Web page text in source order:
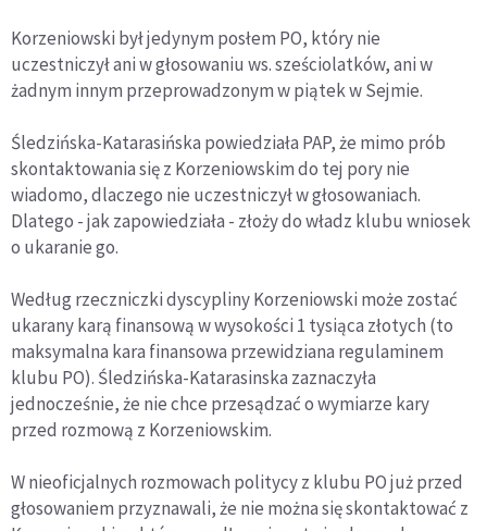
Korzeniowski był jedynym posłem PO, który nie
uczestniczył ani w głosowaniu ws. sześciolatków, ani w
żadnym innym przeprowadzonym w piątek w Sejmie.
Śledzińska-Katarasińska powiedziała PAP, że mimo prób
skontaktowania się z Korzeniowskim do tej pory nie
wiadomo, dlaczego nie uczestniczył w głosowaniach.
Dlatego - jak zapowiedziała - złoży do władz klubu wniosek
o ukaranie go.
Według rzeczniczki dyscypliny Korzeniowski może zostać
ukarany karą finansową w wysokości 1 tysiąca złotych (to
maksymalna kara finansowa przewidziana regulaminem
klubu PO). Śledzińska-Katarasinska zaznaczyła
jednocześnie, że nie chce przesądzać o wymiarze kary
przed rozmową z Korzeniowskim.
W nieoficjalnych rozmowach politycy z klubu PO już przed
głosowaniem przyznawali, że nie można się skontaktować z